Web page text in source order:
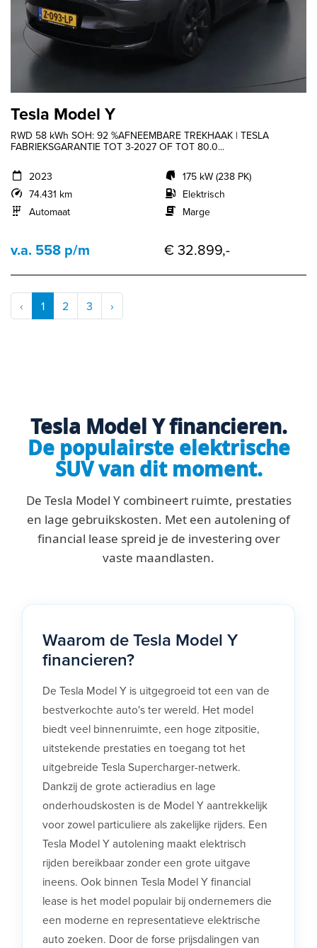
Tesla Model Y
RWD 58 kWh SOH: 92 %AFNEEMBARE TREKHAAK | TESLA
FABRIEKSGARANTIE TOT 3-2027 OF TOT 80.0...
2023
74.431 km
Automaat
175 kW (238 PK)
Elektrisch
Marge
v.a. 558 p/m € 32.899,-
‹ 1 2 3 ›
Tesla Model Y financieren.
De populairste elektrische
SUV van dit moment.
De Tesla Model Y combineert ruimte, prestaties
en lage gebruikskosten. Met een autolening of
financial lease spreid je de investering over
vaste maandlasten.
Waarom de Tesla Model Y
financieren?
De Tesla Model Y is uitgegroeid tot een van de
bestverkochte auto's ter wereld. Het model
biedt veel binnenruimte, een hoge zitpositie,
uitstekende prestaties en toegang tot het
uitgebreide Tesla Supercharger-netwerk.
Dankzij de grote actieradius en lage
onderhoudskosten is de Model Y aantrekkelijk
voor zowel particuliere als zakelijke rijders. Een
Tesla Model Y autolening maakt elektrisch
rijden bereikbaar zonder een grote uitgave
ineens. Ook binnen Tesla Model Y financial
lease is het model populair bij ondernemers die
een moderne en representatieve elektrische
auto zoeken. Door de forse prijsdalingen van